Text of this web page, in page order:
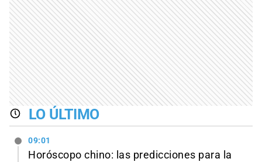
LO ÚLTIMO
09:01
Horóscopo chino: las predicciones para la